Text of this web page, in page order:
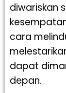
diwariskan
cara
dapat
depan.